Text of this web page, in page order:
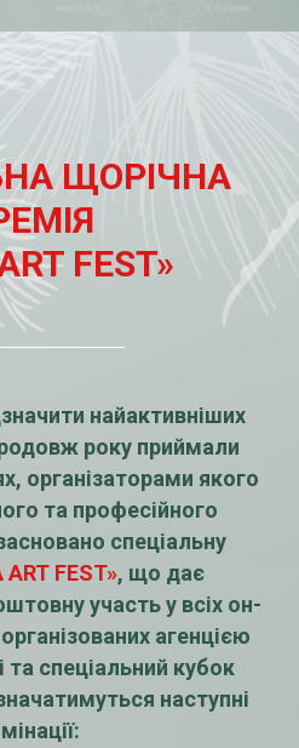
ЩОРІЧНА
FEST»
найактивніших
року приймали
організаторами якого
та професійного
спеціальну
ART FEST», що дає
участь у всіх он-
агенцією
та спеціальний кубок
наступні